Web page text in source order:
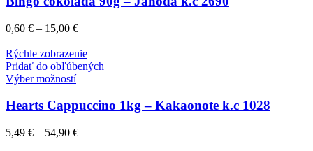
0,60 € – 15,00 €
Rýchle zobrazenie
Pridať do obľúbených
Výber možností
Hearts Cappuccino 1kg – Kakaonote k.c 1028
5,49 € – 54,90 €